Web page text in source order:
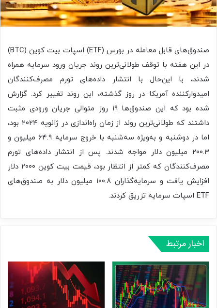
صندوق‌های قابل معامله در بورس (ETF) اسپات بیت کوین (BTC)
در این هفته با توقف طولانی‌ترین روند جریان ورود سرمایه همراه
شدند، با این‌حال با انتشار داده‌های تورم مصرف‌کنندگان
امیدوارکننده آمریکا در روز گذشته، این روند تغییر کرد. گزارش
شده بود که این صندوق‌ها ۱۹ روز متوالی جریان ورودی مثبت
داشتند که طولانی‌ترین روند از زمان راه‌اندازی در ژانویه ۲۰۲۴ بود،
اما در دوشنبه و به‌ویژه سه‌شنبه با خروج سرمایه ۶۴.۹ میلیون و
۲۰۰.۳ میلیون دلار مواجه شدند. پس از انتشار داده‌های تورم
مصرف‌کنندگان که کمتر از انتظار بود، قیمت بیت کوین ۲۰۰۰ دلار
افزایش یافت و سرمایه‌گذاران ۱۰۰.۸ میلیون دلار به صندوق‌های
ETF اسپات سرمایه تزریق کردند.
اخبار مرتبط